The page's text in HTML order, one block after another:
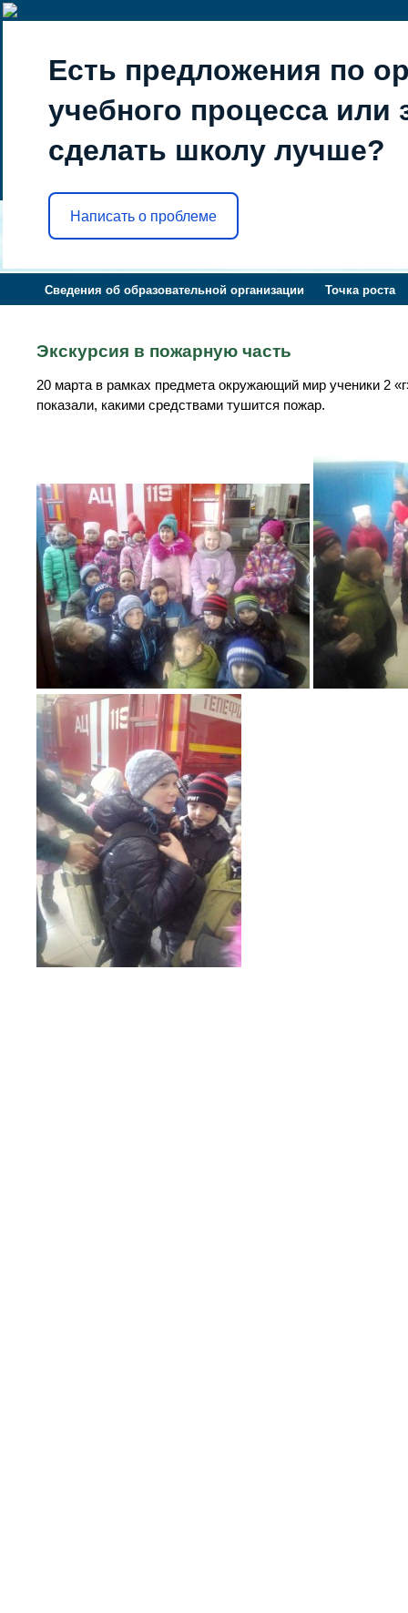
Есть предложения по
учебного процесса или
сделать школу лучше?
Написать о проблеме
Сведения об образовательной организации Точка роста
Экскурсия в пожарную часть
20 марта в рамках предмета окружающий мир ученики 2
показали, какими средствами тушится пожар.